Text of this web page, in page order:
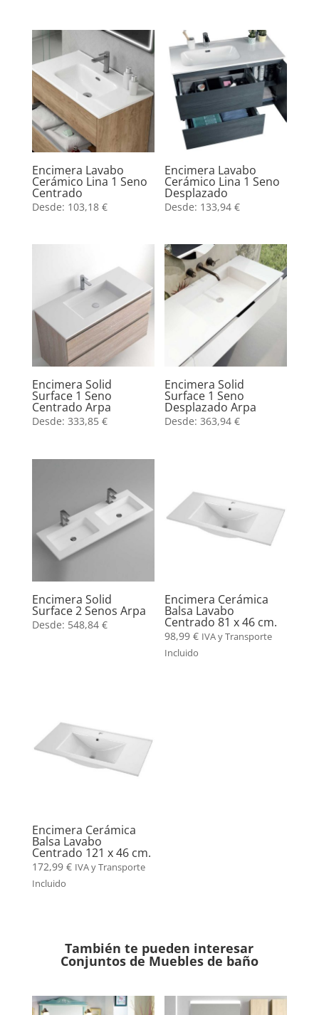
Encimera Lavabo
Cerámico Lina 1 Seno
Centrado
Desde: 103,18 €
Encimera Lavabo
Cerámico Lina 1 Seno
Desplazado
Desde: 133,94€
Encimera Solid
Surface 1 Seno
Centrado Arpa
Desde: 333,85 €
Encimera Solid
Surface 1 Seno
Desplazado Arpa
Desde:363,94€
Encimera Solid
Surface 2 Senos Arpa
Desde: 548,84 €
Encimera Cerámica
Balsa Lavabo
Centrado 81 x 46 cm.
98,99€ IVA y Transporte
Incluido
Encimera Cerámica
Balsa Lavabo
Centrado 121 x 46 cm.
172,99 € IVA y Transporte
Incluido
También te pueden interesar
Conjuntos de Muebles de baño